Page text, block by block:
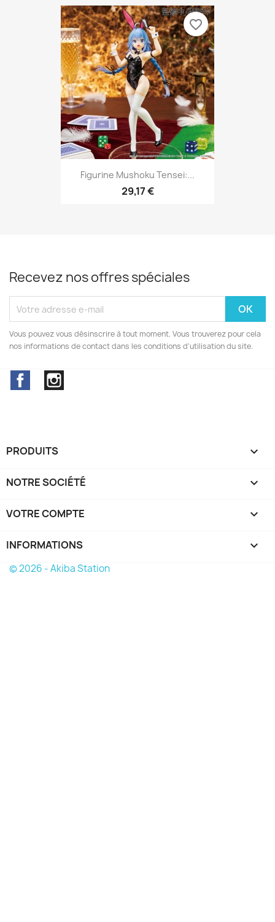
Figurine Mushoku Tensei:...
29,17 €
favorite_border
Recevez nos offres spéciales
Vous pouvez vous désinscrire à tout moment. Vous trouverez pour cela
nos informations de contact dans les conditions d'utilisation du site.
Facebook
PRODUITS 
NOTRE SOCIÉTÉ 
VOTRE COMPTE 
INFORMATIONS keyboard_arrow_down
© 2026 - Akiba Station